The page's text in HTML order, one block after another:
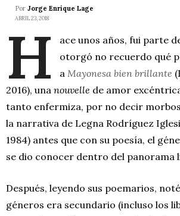
Por Jorge Enrique Lage
ABRIL 23, 2018
H
ace unos años, fui parte
otorgó no recuerdo qué
a Mayonesa bien brillante
2016), una nouvelle de amor
tanto enfermiza, por no decir
la narrativa de Legna Rodríguez
1984) antes que con su poesía, el
se dio conocer dentro del panorama
Después, leyendo sus poemarios,
géneros era secundario (incluso los